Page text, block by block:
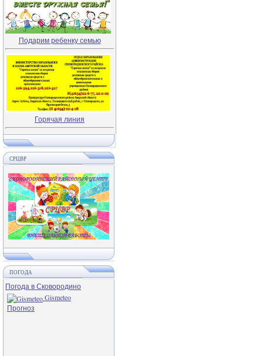
Подарим ребенку семью
Горячая линия
СРЦВР
ПОГОДА
Погода в Сковородино
Gismeteo
Прогноз